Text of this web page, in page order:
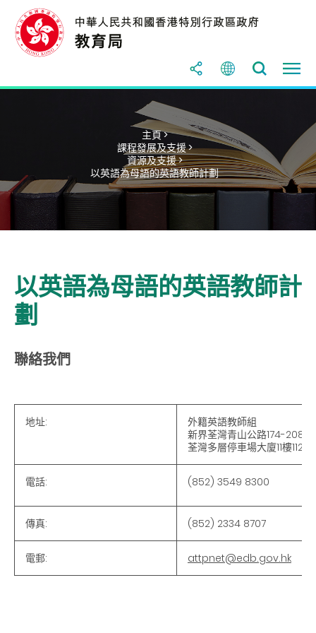
主頁 >
課程發展及支援 >
資源及支援 >
以英語為母語的英語教師計劃
以英語為母語的英語教師計
劃
聯絡我們
地址:
外籍英語教師組
新界荃灣青山公路174-208號
荃灣多層停車場大廈11樓1120
電話: (852) 3549 8300
傳真: (852) 2334 8707
電郵: attpnet@edb.gov.hk